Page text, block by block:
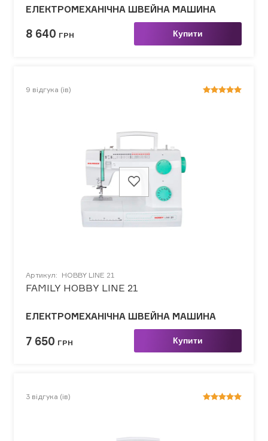
ЕЛЕКТРОМЕХАНІЧНА ШВЕЙНА МАШИНА
8 640 ГРН Купити
9 відгука (ів)
Артикул: HOBBY LINE 21
FAMILY HOBBY LINE 21
ЕЛЕКТРОМЕХАНІЧНА ШВЕЙНА МАШИНА
7 650 ГРН Купити
3 відгука (ів)